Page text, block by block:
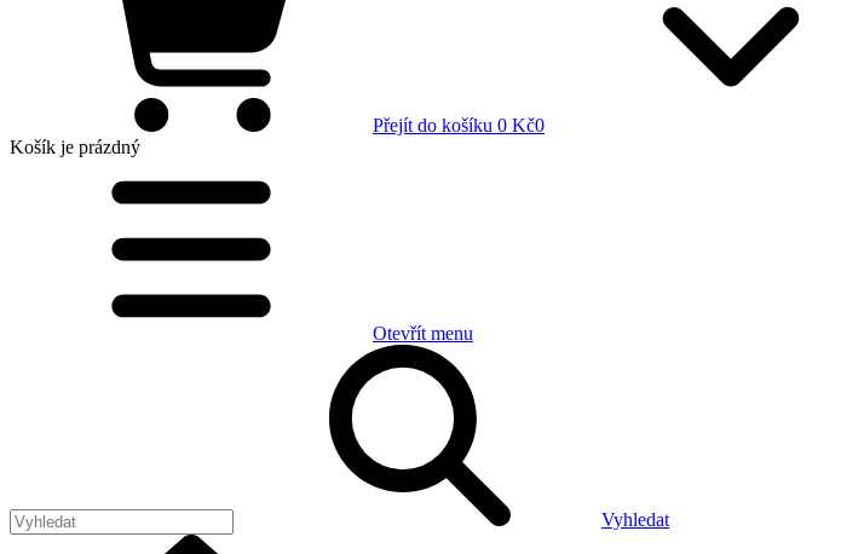
Přejít do košíku 0 Kč0
Košík je prázdný
Otevřít menu
Vyhledat